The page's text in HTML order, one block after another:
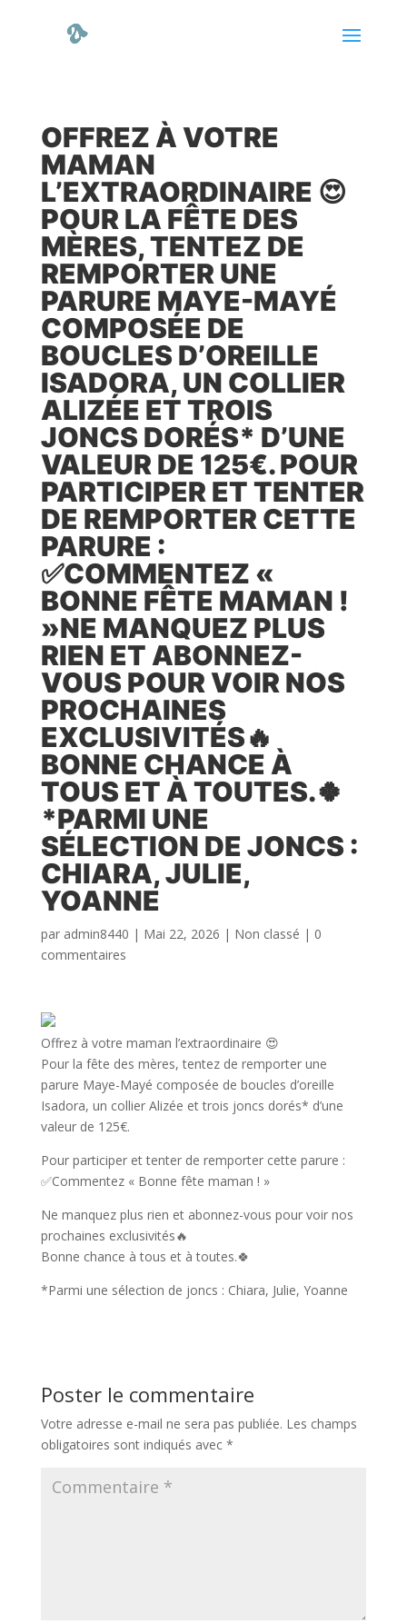
OFFREZ À VOTRE
MAMAN
L’EXTRAORDINAIRE 😍
POUR LA FÊTE DES
MÈRES, TENTEZ DE
REMPORTER UNE
PARURE MAYE-MAYÉ
COMPOSÉE DE
BOUCLES D’OREILLE
ISADORA, UN COLLIER
ALIZÉE ET TROIS
JONCS DORÉS* D’UNE
VALEUR DE 125€. POUR
PARTICIPER ET TENTER
DE REMPORTER CETTE
PARURE :​ ​
✅COMMENTEZ «
BONNE FÊTE MAMAN !
»​ ​NE MANQUEZ PLUS
RIEN ET ABONNEZ-
VOUS POUR VOIR NOS
PROCHAINES
EXCLUSIVITÉS🔥
BONNE CHANCE À
TOUS ET À TOUTES.🍀
*PARMI UNE
SÉLECTION DE JONCS :
CHIARA, JULIE,
YOANNE
par admin8440 | Mai 22, 2026 | Non classé | 0
commentaires
Offrez à votre maman l’extraordinaire 😍
Pour la fête des mères, tentez de remporter une
parure Maye-Mayé composée de boucles d’oreille
Isadora, un collier Alizée et trois joncs dorés* d’une
valeur de 125€.
Pour participer et tenter de remporter cette parure :​
​✅Commentez « Bonne fête maman ! »​
​Ne manquez plus rien et abonnez-vous pour voir nos
prochaines exclusivités🔥
Bonne chance à tous et à toutes.🍀
*Parmi une sélection de joncs : Chiara, Julie, Yoanne
Poster le commentaire
Votre adresse e-mail ne sera pas publiée. Les champs
obligatoires sont indiqués avec *